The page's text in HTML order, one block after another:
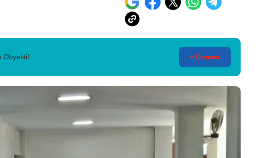
Obyektif + Donasi